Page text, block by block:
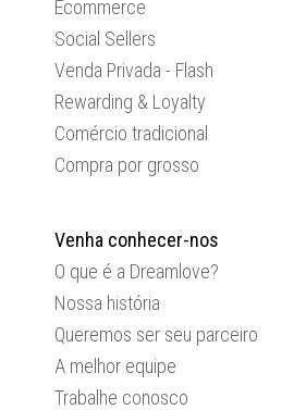
Ecommerce
Social Sellers
Venda Privada - Flash
Rewarding & Loyalty
Comércio tradicional
Compra por grosso
Venha conhecer-nos
O que é a Dreamlove?
Nossa história
Queremos ser seu parceiro
A melhor equipe
Trabalhe conosco